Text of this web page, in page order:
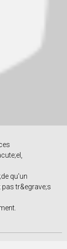
qu'un
tr&egrave;s